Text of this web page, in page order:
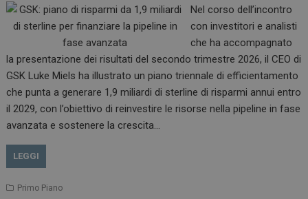
Nel corso dell’incontro
con investitori e analisti
che ha accompagnato
la presentazione dei risultati del secondo trimestre 2026, il CEO di
GSK Luke Miels ha illustrato un piano triennale di efficientamento
che punta a generare 1,9 miliardi di sterline di risparmi annui entro
il 2029, con l’obiettivo di reinvestire le risorse nella pipeline in fase
avanzata e sostenere la crescita…
LEGGI
Primo Piano